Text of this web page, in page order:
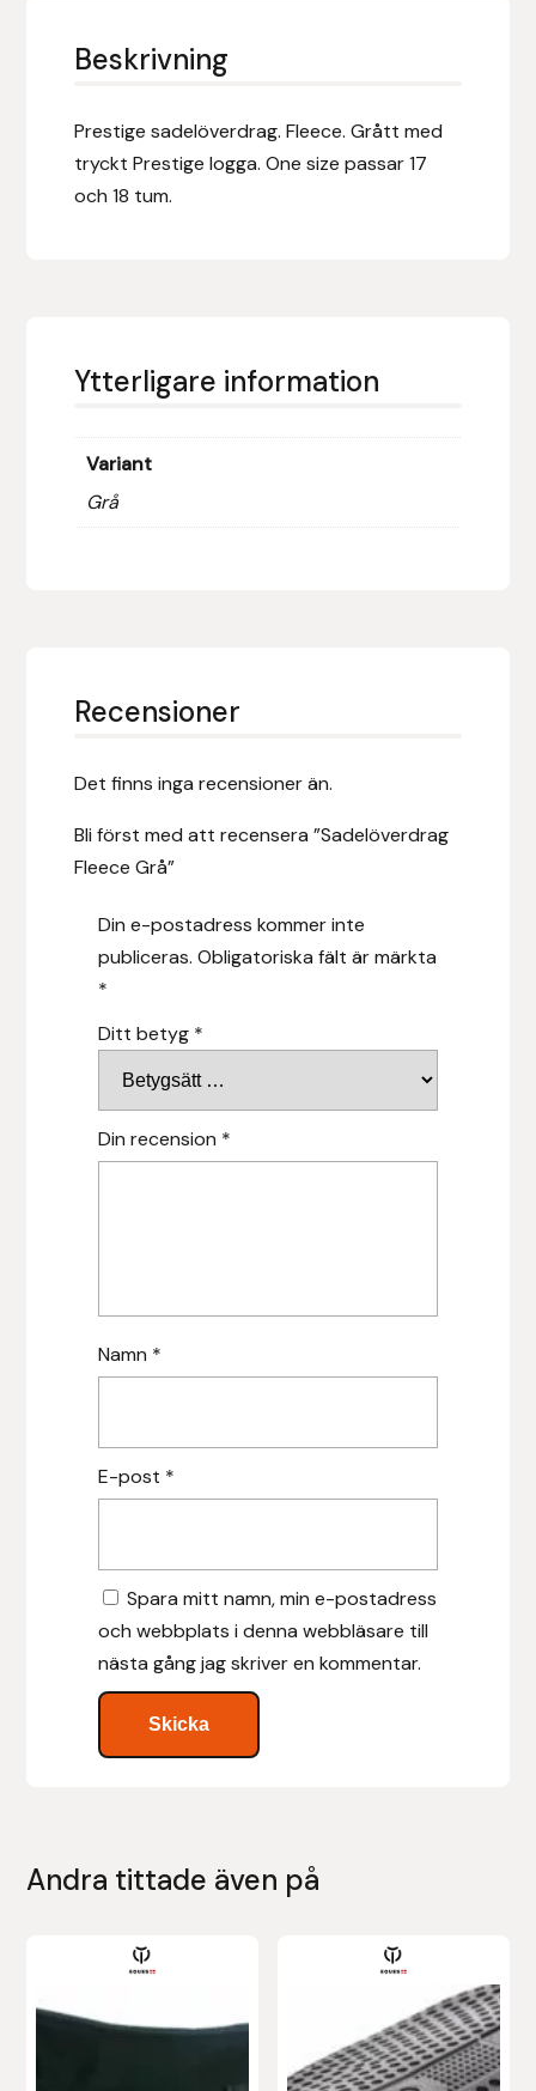
Beskrivning
Prestige sadelöverdrag. Fleece. Grått med
tryckt Prestige logga. One size passar 17
och 18 tum.
Ytterligare information
Variant
Grå
Recensioner
Det finns inga recensioner än.
Bli först med att recensera ”Sadelöverdrag
Fleece Grå”
Din e-postadress kommer inte
publiceras. Obligatoriska fält är märkta
*
Ditt betyg *
Din recension *
Namn *
E-post *
Spara mitt namn, min e-postadress
och webbplats i denna webbläsare till
nästa gång jag skriver en kommentar.
Andra tittade även på
Equality Line
EQUES
EQUES | KINGSLAND
Eskadron
Eyjólfur Ísólfsson
Globus Sport
Hansbo Sport
Iceland Pet
J&S Saddlery
Källquist Equestrian
Ky Rotary Bit